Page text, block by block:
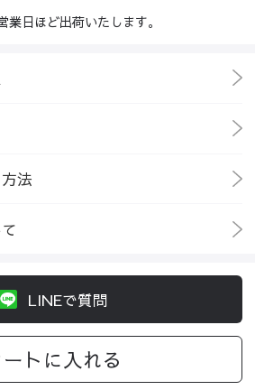
日ほど出荷いたします。
法
LINEで質問
トに入れる